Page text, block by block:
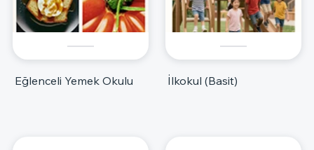
Eğlenceli Yemek Okulu İlkokul (Basit)